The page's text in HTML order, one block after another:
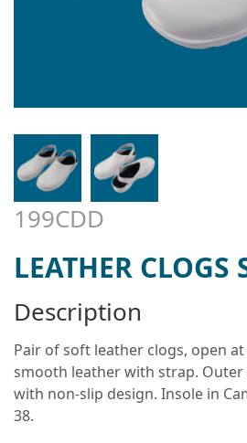
199CDD
LEATHER CLOGS
Description
Pair of soft leather clogs, open
smooth leather with strap.
with non-slip design. Insole in
38.